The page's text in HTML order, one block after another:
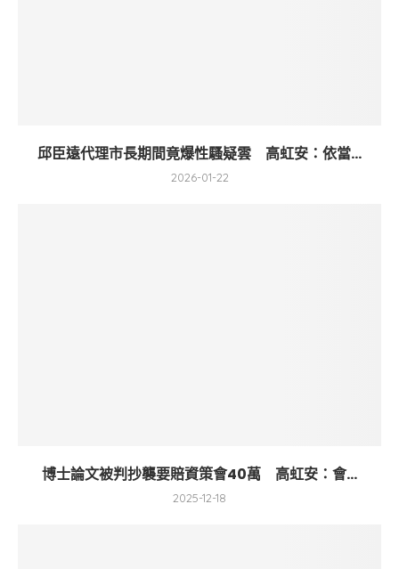
邱臣遠代理市長期間竟爆性騷疑雲 高虹安：依當...
2026-01-22
博士論文被判抄襲要賠資策會40萬 高虹安：會...
2025-12-18